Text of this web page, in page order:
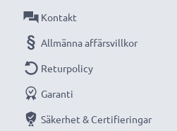
Kontakt
Allmänna affärsvillkor
Returpolicy
Garanti
Säkerhet & Certifieringar